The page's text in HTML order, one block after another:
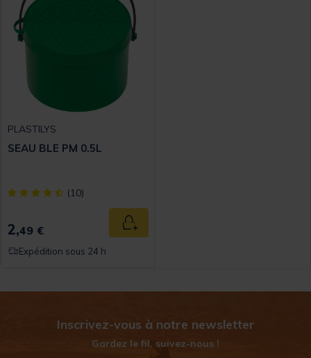
PLASTILYS
SEAU BLE PM 0.5L
[object Object] out of 5 Customer Rating
(10)
2,49 € Ajouter au panier
Expédition sous 24 h
Inscrivez-vous à notre newsletter
Gardez le fil, suivez-nous !